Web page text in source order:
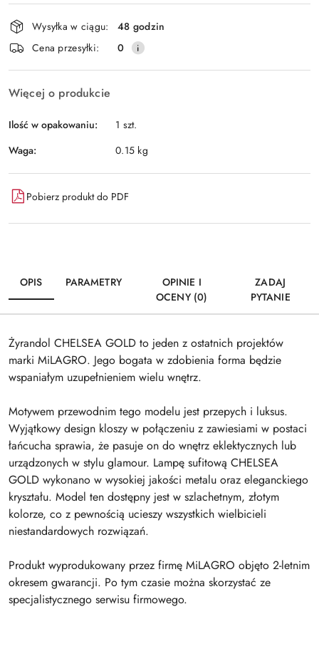
Wyślij
Dostępność
i
dostawa
Wysyłka w ciągu:
48 godzin
Cena przesyłki:
0
Więcej o produkcie
Ilość w opakowaniu:
1 szt.
Waga:
0.15 kg
Pobierz produkt do PDF
OPIS PARAMETRY
OPINIE I
OCENY (0)
ZADAJ
PYTANIE
Żyrandol CHELSEA GOLD to jeden z ostatnich projektów
marki MiLAGRO. Jego bogata w zdobienia forma będzie
wspaniałym uzupełnieniem wielu wnętrz.
Motywem przewodnim tego modelu jest przepych i luksus.
Wyjątkowy design kloszy w połączeniu z zawiesiami w postaci
łańcucha sprawia, że pasuje on do wnętrz eklektycznych lub
urządzonych w stylu glamour. Lampę sufitową CHELSEA
GOLD wykonano w wysokiej jakości metalu oraz eleganckiego
kryształu. Model ten dostępny jest w szlachetnym, złotym
kolorze, co z pewnością ucieszy wszystkich wielbicieli
niestandardowych rozwiązań.
Produkt wyprodukowany przez firmę MiLAGRO objęto 2-letnim
okresem gwarancji. Po tym czasie można skorzystać ze
specjalistycznego serwisu firmowego.